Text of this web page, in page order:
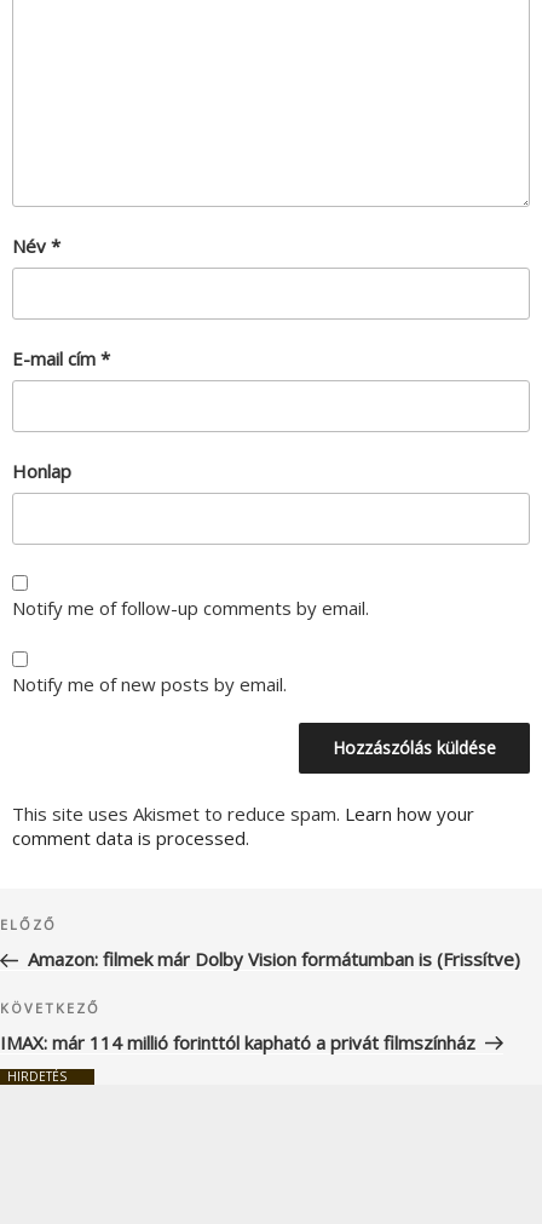
Név *
E-mail cím *
Honlap
Notify me of follow-up comments by email.
Notify me of new posts by email.
This site uses Akismet to reduce spam. Learn how your
comment data is processed.
navigáció
Korábbi
bejegyzés
ELŐZŐ
Amazon: filmek már Dolby Vision formátumban is (Frissítve)
Következő
bejegyzés
KÖVETKEZŐ
IMAX: már 114 millió forinttól kapható a privát filmszínház
HIRDETÉS